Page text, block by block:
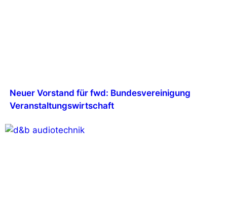
Neuer Vorstand für fwd: Bundesvereinigung
Veranstaltungswirtschaft